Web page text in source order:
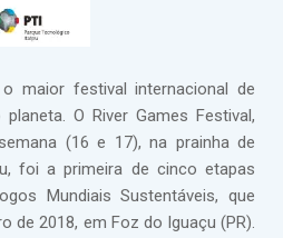
maior festival internacional de
O River Games Festival,
(16 e 17), na prainha de
foi a primeira de cinco etapas
Mundiais Sustentáveis, que
de 2018, em Foz do Iguaçu (PR).